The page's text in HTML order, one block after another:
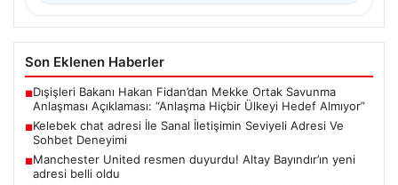
Son Eklenen Haberler
■Dışişleri Bakanı Hakan Fidan’dan Mekke Ortak Savunma
Anlaşması Açıklaması: “Anlaşma Hiçbir Ülkeyi Hedef Almıyor”
■Kelebek chat adresi İle Sanal İletişimin Seviyeli Adresi Ve
Sohbet Deneyimi
■Manchester United resmen duyurdu! Altay Bayındır’ın yeni
adresi belli oldu